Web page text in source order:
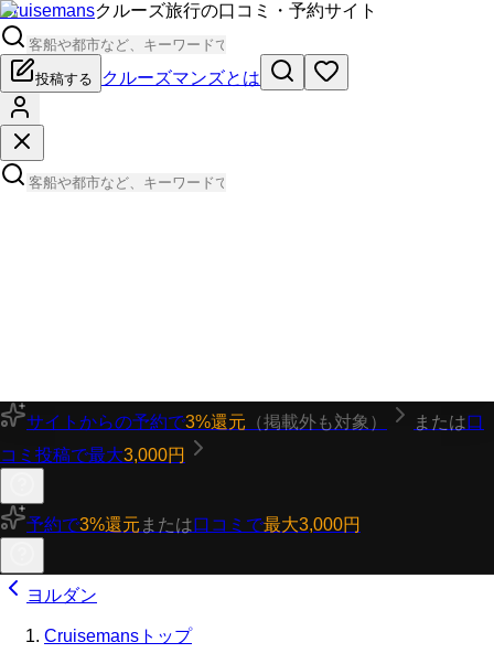
Cruisemansクルーズ旅行の口コミ・予約サイト
投稿する クルーズマンズとは
サイトからの予約で3%還元 （掲載外も対象） または口
コミ投稿で最大3,000円
予約で3%還元 または口コミで最大3,000円
ヨルダン
Cruisemansトップ